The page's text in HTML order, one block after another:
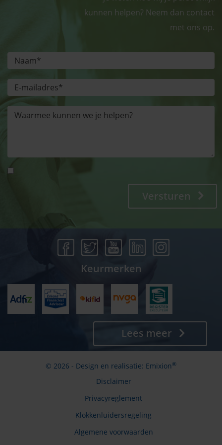
kunnen helpen? Neem dan contact
met ons op.
Versturen
Keurmerken
Lees meer
© 2026 - Design en realisatie: Emixion®
Disclaimer
Privacyreglement
Klokkenluidersregeling
Algemene voorwaarden